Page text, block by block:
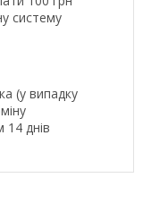
систему
(у випадку
днів